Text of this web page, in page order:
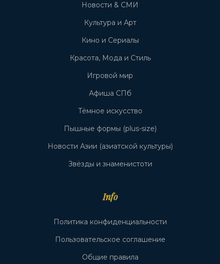
Новости & СМИ
Культура и Арт
Кино и Сериалы
Красота, Мода и Стиль
Игровой мир
Афиша СПб
Тёмное искусство
Пышные формы (plus-size)
Новости Азии (азиатской культуры)
Звёзды и знаменистоти
Info
Политика конфиденциальности
Пользовательское соглашение
Общие правила